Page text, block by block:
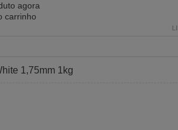
agora
carrinho
1,75mm 1kg